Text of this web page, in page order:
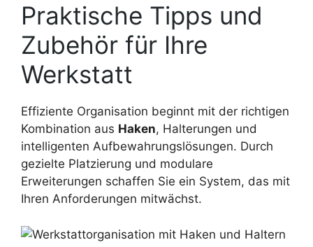
Praktische Tipps und
Zubehör für Ihre
Werkstatt
Effiziente Organisation beginnt mit der richtigen
Kombination aus Haken, Halterungen und
intelligenten Aufbewahrungslösungen. Durch
gezielte Platzierung und modulare
Erweiterungen schaffen Sie ein System, das mit
Ihren Anforderungen mitwächst.